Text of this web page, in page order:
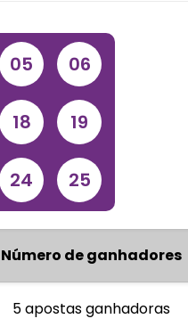
05 06
18 19
24 25
Número de ganhadores
5 apostas ganhadoras